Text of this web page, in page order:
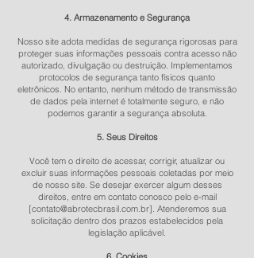
4. Armazenamento e Segurança
Nosso site adota medidas de segurança rigorosas para
proteger suas informações pessoais contra acesso não
autorizado, divulgação ou destruição. Implementamos
protocolos de segurança tanto físicos quanto
eletrônicos. No entanto, nenhum método de transmissão
de dados pela internet é totalmente seguro, e não
podemos garantir a segurança absoluta.
5. Seus Direitos
Você tem o direito de acessar, corrigir, atualizar ou
excluir suas informações pessoais coletadas por meio
de nosso site. Se desejar exercer algum desses
direitos, entre em contato conosco pelo e-mail
[contato@abrotecbrasil.com.br]. Atenderemos sua
solicitação dentro dos prazos estabelecidos pela
legislação aplicável.